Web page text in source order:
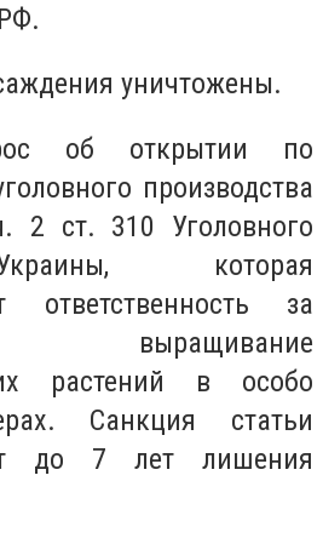
уничтожены.
об открытии по
производства
2 ст. 310 Уголовного
которая
ответственность за
выращивание
растений в особо
Санкция статьи
до 7 лет лишения